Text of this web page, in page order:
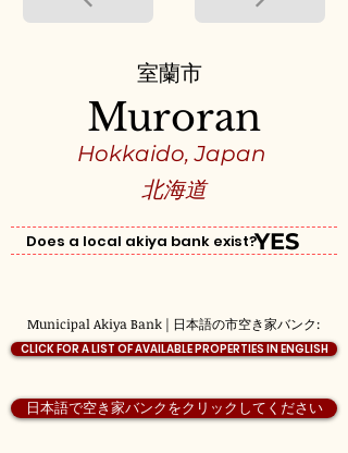
北海道
日本語で空き家バンクをクリックしてください
Does a local akiya bank exist?
Muroran
Municipal Akiya Bank | 日本語の市空き家バンク:
Hokkaido, Japan
CLICK FOR A LIST OF AVAILABLE PROPERTIES IN ENGLISH
室蘭市
YES